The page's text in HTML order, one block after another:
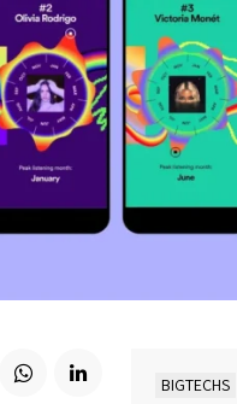
BIGTECHS